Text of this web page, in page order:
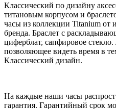
Классический по дизайну
титановым корпусом и
часы из коллекции Titanium от
бренда. Браслет с
циферблат, сапфировое
позволяющее видеть время в
Классический дизайн.
На каждые наши часы
гарантия. Гарантийный срок